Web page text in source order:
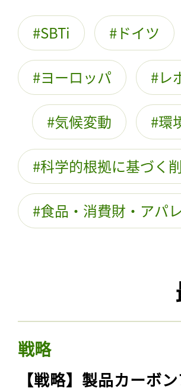
SBTi ドイツ
ヨーロッパ レ
気候変動 環
科学的根拠に基づく
食品・消費財・アパ
戦略
【戦略】製品カーボ